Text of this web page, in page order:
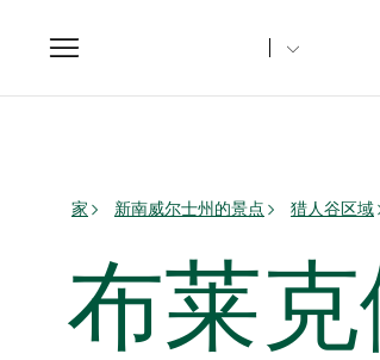
Toggle
navigation
家 新南威尔士州的景点 猎人谷区域
布莱